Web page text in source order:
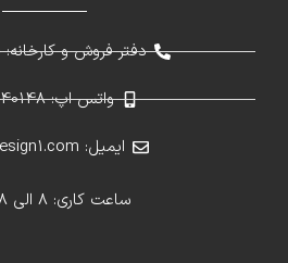
دفتر فروش و کارخانه: 02691301060
واتس اپ: 09924040148
ایمیل: info@zdesign1.com
ساعت کاری: 8 الی 18 عصر